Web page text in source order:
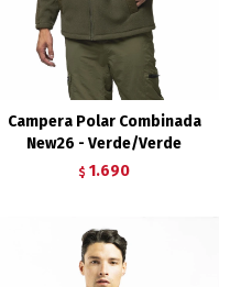
Campera Polar Combinada
New26 - Verde/Verde
$ 1.690